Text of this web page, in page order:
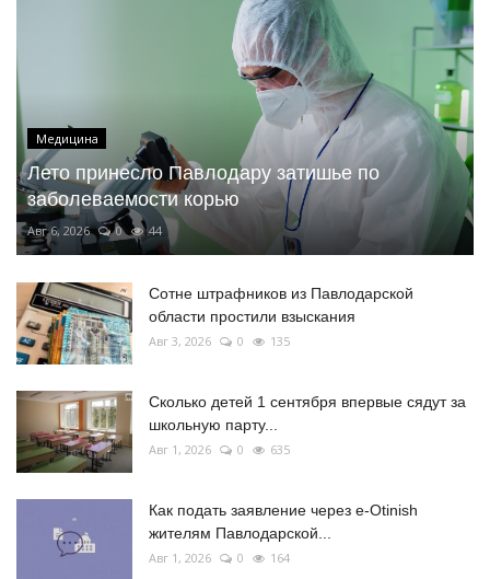
Медицина
Лето принесло Павлодару затишье по
заболеваемости корью
Авг 6, 2026 0 44
Сотне штрафников из Павлодарской
области простили взыскания
Авг 3, 2026 0 135
Сколько детей 1 сентября впервые сядут за
школьную парту...
Авг 1, 2026 0 635
Как подать заявление через e-Otinish
жителям Павлодарской...
Авг 1, 2026 0 164